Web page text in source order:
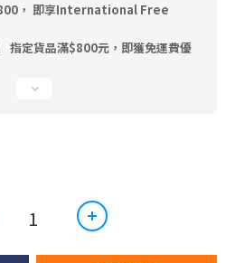
， 即享International Free
指定貨品滿$800元，即獲免運費優